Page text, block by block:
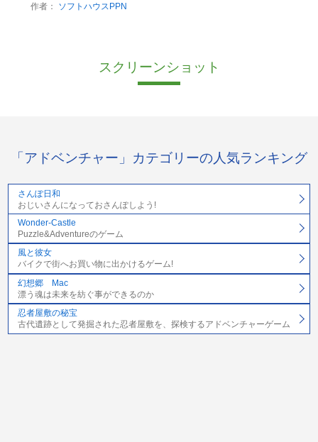
作者：
ソフトハウスPPN
スクリーンショット
「アドベンチャー」カテゴリーの人気ランキング
さんぽ日和
おじいさんになっておさんぽしよう!
Wonder-Castle
Puzzle&Adventureのゲーム
風と彼女
バイクで街へお買い物に出かけるゲーム!
幻想郷 Mac
漂う魂は未来を紡ぐ事ができるのか
忍者屋敷の秘宝
古代遺跡として発掘された忍者屋敷を、探検するアドベンチャーゲーム